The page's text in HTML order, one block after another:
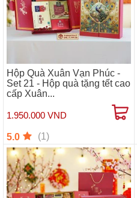
Hộp Quà Xuân Vạn Phúc -
Set 21 - Hộp quà tặng tết cao
cấp Xuân...
1.950.000 VND
5.0 (1)